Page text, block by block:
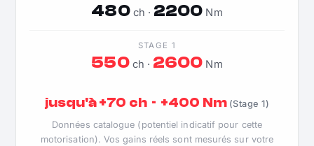
480ch · 2200 Nm
STAGE 1
550ch · 2600 Nm
jusqu'à +70 ch · +400 Nm (Stage 1)
Données catalogue (potentiel indicatif pour cette
motorisation). Vos gains réels sont mesurés sur votre